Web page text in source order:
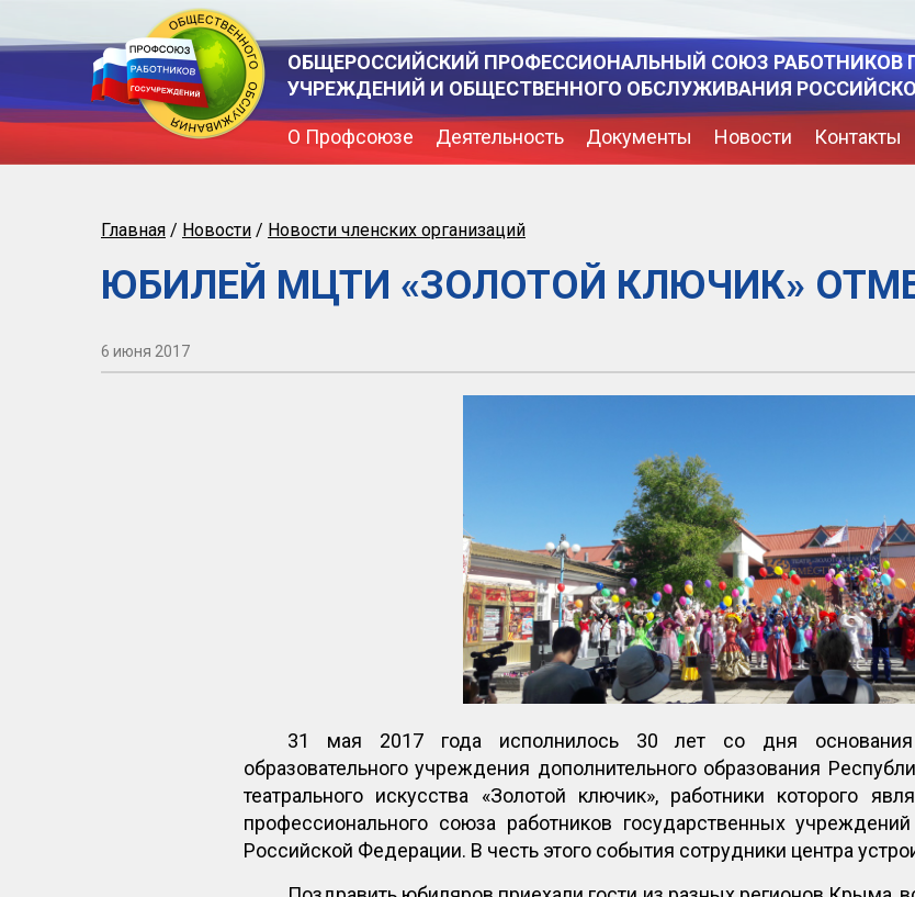
ОБЩЕРОССИЙСКИЙ ПРОФЕССИОНАЛЬНЫЙ СОЮЗ РАБОТНИКОВ
УЧРЕЖДЕНИЙ И ОБЩЕСТВЕННОГО ОБСЛУЖИВАНИЯ
О Профсоюзе Деятельность Документы Новости Контакты
Главная / Новости / Новости членских организаций
ЮБИЛЕЙ МЦТИ «ЗОЛОТОЙ КЛЮЧИК»
6 июня 2017
31 мая 2017 года исполнилось 30 лет со дня основания
образовательного учреждения дополнительного образования
театрального искусства «Золотой ключик», работники которого
профессионального союза работников государственных
Российской Федерации. В честь этого события сотрудники центра